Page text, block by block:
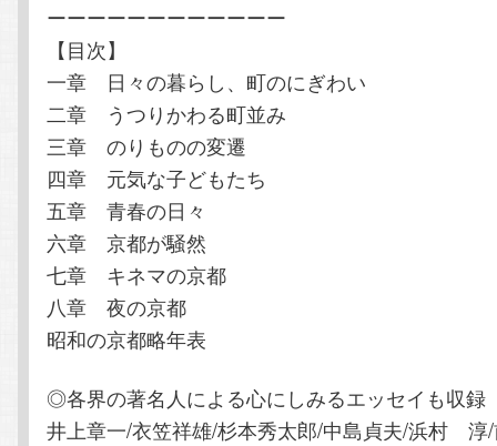
ーーーーーーーーーーーー
【目次】
一章 日々の暮らし、町のにぎわい
二章 うつりかわる町並み
三章 のりものの変遷
四章 元気な子どもたち
五章 青春の日々
六章 京都が騒然
七章 キネマの京都
八章 夜の京都
昭和の京都略年表
◎各界の著名人による心にしみるエッセイも収録
井上章一/衣笠祥雄/杉本秀太郎/中島貞夫/浜村 淳